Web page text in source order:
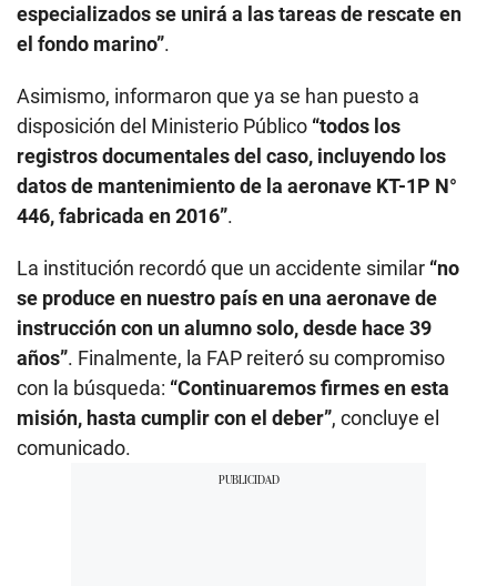
especializados se unirá a las tareas de rescate en
el fondo marino”.
Asimismo, informaron que ya se han puesto a
disposición del Ministerio Público “todos los
registros documentales del caso, incluyendo los
datos de mantenimiento de la aeronave KT-1P N°
446, fabricada en 2016”.
La institución recordó que un accidente similar “no
se produce en nuestro país en una aeronave de
instrucción con un alumno solo, desde hace 39
años”. Finalmente, la FAP reiteró su compromiso
con la búsqueda: “Continuaremos firmes en esta
misión, hasta cumplir con el deber”, concluye el
comunicado.